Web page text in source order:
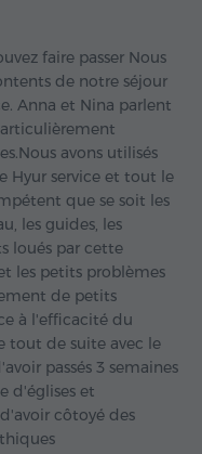
faire passer Nous
de notre séjour
Anna et Nina parlent
avons utilisés
Hyur service et tout le
que se soit les
les guides, les
loués par cette
les petits problèmes
de petits
à l'efficacité du
tout de suite avec le
passés 3 semaines
d'églises et
côtoyé des